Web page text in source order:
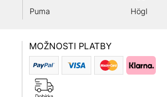
Puma
Högl
MOŽNOSTI PLATBY